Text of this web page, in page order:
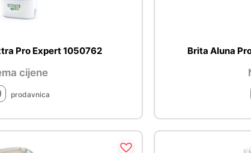
Pro Expert 1050762
cijene
prodavnica
Brita Aluna